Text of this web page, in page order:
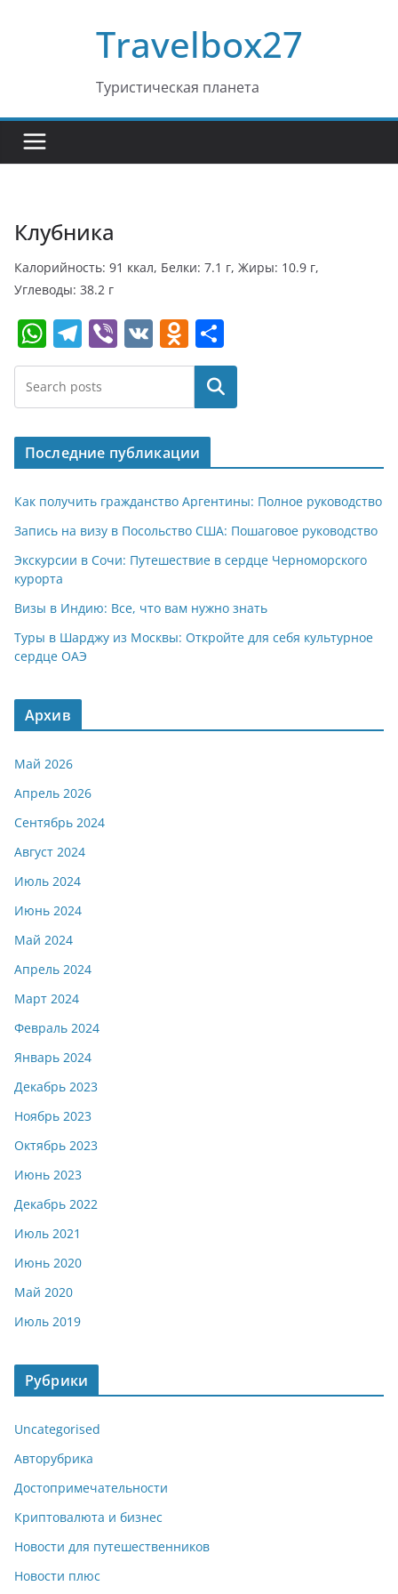
Travelbox27
Туристическая планета
Клубника
Калорийность: 91 ккал, Белки: 7.1 г, Жиры: 10.9 г,
Углеводы: 38.2 г
W
h
at
s
A
p
p
T
el
e
gr
a
m
Vi
b
V
K
O
d
o
kl
a
ss
ni
ki
т
п
р
в
и
т
ь
Поиск
Последние публикации
Как получить гражданство Аргентины: Полное руководство
Запись на визу в Посольство США: Пошаговое руководство
Экскурсии в Сочи: Путешествие в сердце Черноморского
курорта
Визы в Индию: Все, что вам нужно знать
Туры в Шарджу из Москвы: Откройте для себя культурное
сердце ОАЭ
Архив
Май 2026
Апрель 2026
Сентябрь 2024
Август 2024
Июль 2024
Июнь 2024
Май 2024
Апрель 2024
Март 2024
Февраль 2024
Январь 2024
Декабрь 2023
Ноябрь 2023
Октябрь 2023
Июнь 2023
Декабрь 2022
Июль 2021
Июнь 2020
Май 2020
Июль 2019
Рубрики
Uncategorised
Авторубрика
Достопримечательности
Криптовалюта и бизнес
Новости для путешественников
Новости плюс